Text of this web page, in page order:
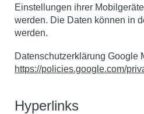
Einstellungen ihrer
werden. Die Daten können in
werden.
Datenschutzerklärung Google
https://policies.google.com/
Hyperlinks